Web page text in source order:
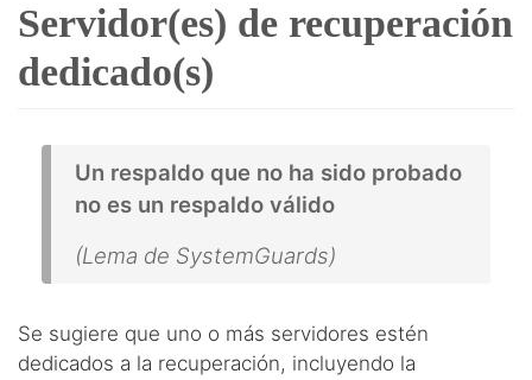
Servidor(es) de recuperación
dedicado(s)
Un respaldo que no ha sido probado
no es un respaldo válido
(Lema de SystemGuards)
Se sugiere que uno o más servidores estén
dedicados a la recuperación, incluyendo la